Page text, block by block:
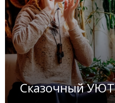
Сказочный УЮТ